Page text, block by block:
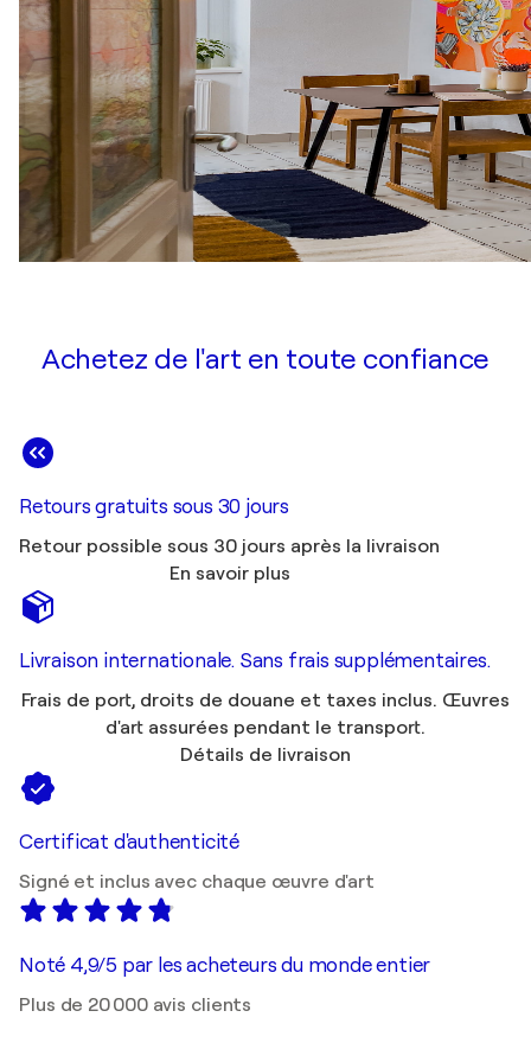
Achetez de l'art en toute confiance
Retours gratuits sous 30 jours
Retour possible sous 30 jours après la livraison
En savoir plus
Livraison internationale. Sans frais supplémentaires.
Frais de port, droits de douane et taxes inclus. Œuvres
d'art assurées pendant le transport.
Détails de livraison
Certificat d'authenticité
Signé et inclus avec chaque œuvre d'art
Noté 4,9/5 par les acheteurs du monde entier
Plus de 20 000 avis clients